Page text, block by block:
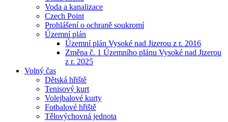
Voda a kanalizace
Czech Point
Prohlášení o ochraně soukromí
Územní plán
Územní plán Vysoké nad Jizerou z r. 2016
Změna č. 1 Územního plánu Vysoké nad Jizerou
z r. 2025
Volný čas
Dětská hřiště
Tenisový kurt
Volejbalové kurty
Fotbalové hřiště
Tělovýchovná jednota